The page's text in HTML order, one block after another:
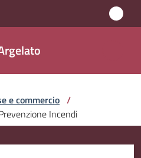
e commercio /
Incendi